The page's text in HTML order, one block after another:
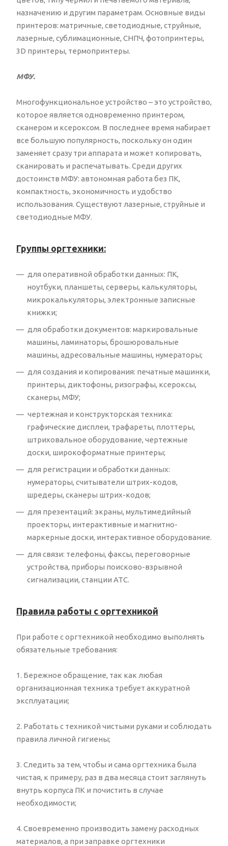
назначению и другим параметрам. Основные виды
принтеров: матричные, светодиодные, струйные,
лазерные, сублимационные, СНПЧ, фотопринтеры,
3D принтеры, термопринтеры.
МФУ.
Многофункциональное устройство – это устройство,
которое является одновременно принтером,
сканером и ксероксом. В последнее время набирает
все большую популярность, поскольку он один
заменяет сразу три аппарата и может копировать,
сканировать и распечатывать. Среди других
достоинств МФУ: автономная работа без ПК,
компактность, экономичность и удобство
использования. Существуют лазерные, струйные и
светодиодные МФУ.
Группы оргтехники:
для оперативной обработки данных: ПК,
ноутбуки, планшеты, серверы, калькуляторы,
микрокалькуляторы, электронные записные
книжки;
для обработки документов: маркировальные
машины, ламинаторы, брошюровальные
машины, адресовальные машины, нумераторы;
для создания и копирования: печатные машинки,
принтеры, диктофоны, ризографы, ксероксы,
сканеры, МФУ;
чертежная и конструкторская техника:
графические дисплеи, трафареты, плоттеры,
штриховальное оборудование, чертежные
доски, широкоформатные принтеры;
для регистрации и обработки данных:
нумераторы, считыватели штрих-кодов,
шредеры, сканеры штрих-кодов;
для презентаций: экраны, мультимедийный
проекторы, интерактивные и магнитно-
маркерные доски, интерактивное оборудование.
для связи: телефоны, факсы, переговорные
устройства, приборы поисково-взрывной
сигнализации, станции АТС.
Правила работы с оргтехникой
При работе с оргтехникой необходимо выполнять
обязательные требования:
1. Бережное обращение, так как любая
организационная техника требует аккуратной
эксплуатации;
2. Работать с техникой чистыми руками и соблюдать
правила личной гигиены;
3. Следить за тем, чтобы и сама оргтехника была
чистая, к примеру, раз в два месяца стоит заглянуть
внутрь корпуса ПК и почистить в случае
необходимости;
4. Своевременно производить замену расходных
материалов, а при заправке оргтехники